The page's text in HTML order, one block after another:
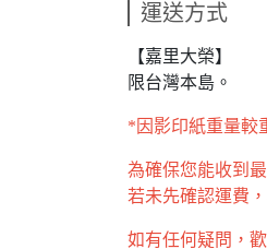
運送方式
【嘉里大榮】
限台灣本島。
*因影印紙重量較
為確保您能收到
若未先確認運費
如有任何疑問，